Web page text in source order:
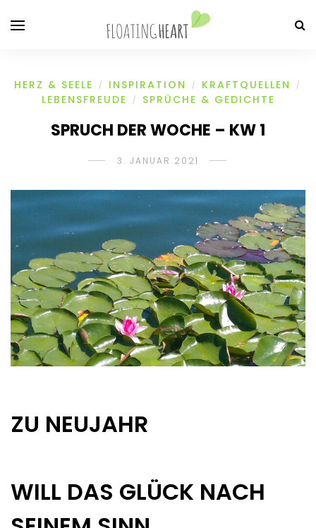
HERZ & SEELE / INSPIRATION / KRAFTQUELLEN /
LEBENSFREUDE / SPRÜCHE & GEDICHTE
SPRUCH DER WOCHE – KW 1
3. JANUAR 2021
ZU NEUJAHR
WILL DAS GLÜCK NACH